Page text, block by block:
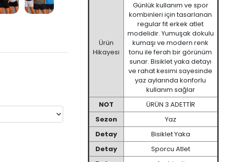
Ürün
Hikayesi
Günlük kullanım ve spor
kombinleri için tasarlanan
regular fit erkek atlet
modelidir. Yumuşak dokulu
kumaşı ve modern renk
tonu ile ferah bir görünüm
sunar. Bisiklet yaka detayı
ve rahat kesimi sayesinde
yaz aylarında konforlu
kullanım sağlar
NOT
ÜRÜN 3 ADETTİR
Sezon
Yaz
Detay
Bisiklet Yaka
Detay
Sporcu Atlet